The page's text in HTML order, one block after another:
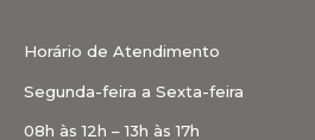
Horário de Atendimento
Segunda-feira a Sexta-feira
08h às 12h – 13h às 17h